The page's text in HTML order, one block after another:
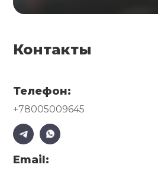
Контакты
Телефон:
+78005009645
Email: